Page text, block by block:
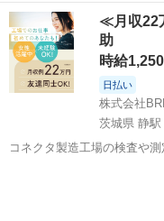
神奈川 川崎市 その他
≪月収22
助
時給
日払い
株式会社
茨城県 静駅
コネクタ製造工場の検査や